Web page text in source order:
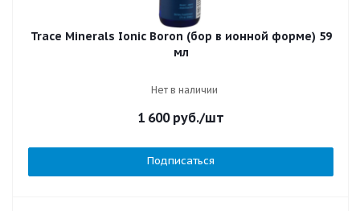
Trace Minerals Ionic Boron (бор в ионной форме) 59
мл
Нет в наличии
1 600руб./шт
Подписаться